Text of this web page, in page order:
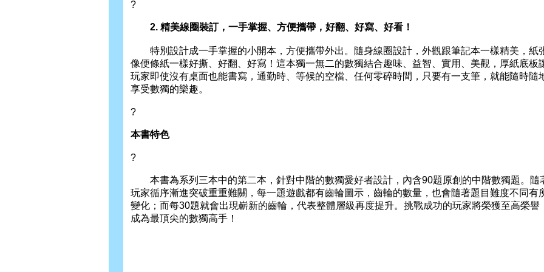
?
2. 精美線圈裝訂，一手掌握、方便攜帶，好翻、好寫、好看！
特別設計成一手掌握的小開本，方便攜帶外出。隨身線圈設計，外觀跟筆記本一樣精美，紙
像便條紙一樣好撕、好翻、好寫！這本獨一無二的數獨結合趣味、益智、實用、美觀，厚紙底板
玩家即使沒有桌面也能書寫，通勤時、等候的空檔、任何零碎時間，只要有一支筆，就能隨時隨
享受數獨的樂趣。
?
本書特色
?
本書為系列三本中的第二本，針對中階的數獨愛好者設計，內含90題原創的中階數獨題。隨
玩家循序漸進突破重重難關，每一題遊戲都有齒輪圖示，齒輪的數量，也會隨著題目難度不同有
變化；而每30題就會出現嶄新的齒輪，代表整體層級再度提升。挑戰成功的玩家將榮獲至高榮譽
成為最頂尖的數獨高手！